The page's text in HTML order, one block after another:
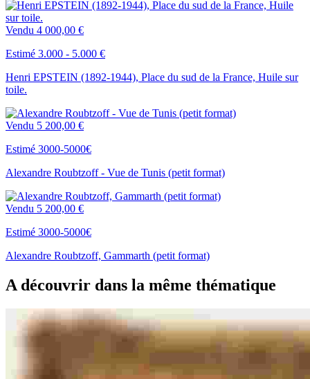
Vendu 4 000,00 €
Estimé 3.000 - 5.000 €
Henri EPSTEIN (1892-1944), Place du sud de la France, Huile sur
toile.
Vendu 5 200,00 €
Estimé 3000-5000€
Alexandre Roubtzoff - Vue de Tunis (petit format)
Vendu 5 200,00 €
Estimé 3000-5000€
Alexandre Roubtzoff, Gammarth (petit format)
A découvrir dans la même thématique